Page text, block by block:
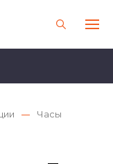
Часы